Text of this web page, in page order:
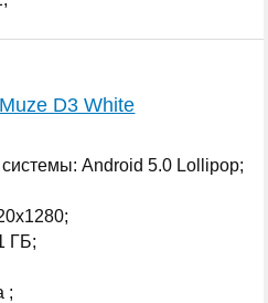
D3 White
Android 5.0 Lollipop;
ГБ;
;